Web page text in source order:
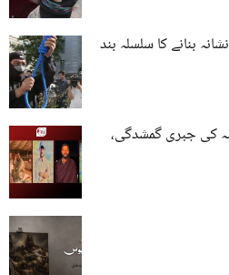
بنانے کا سلسلہ بند
کی جبری گمشدگی،